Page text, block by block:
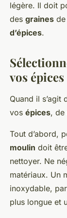
légère. Il doit
des graines
d’épices.
vos épices
Quand il
vos épices, de
Tout d’abord,
moulin doit
nettoyer. Ne
matériaux. Un
inoxydable,
plus longue et